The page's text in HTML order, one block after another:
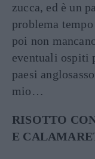
zucca, ed è un
problema
poi non
eventuali ospiti
paesi
mio…
RISOTTO
E